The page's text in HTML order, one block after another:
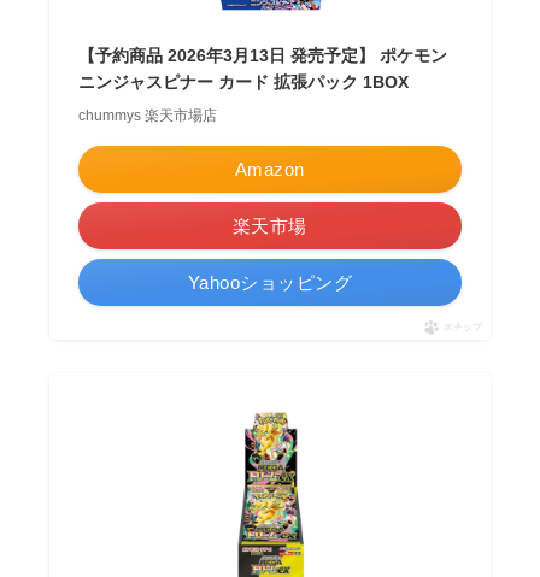
【予約商品 2026年3月13日 発売予定】 ポケモン
ニンジャスピナー カード 拡張パック 1BOX
chummys 楽天市場店
Amazon
楽天市場
Yahooショッピング
ポチップ